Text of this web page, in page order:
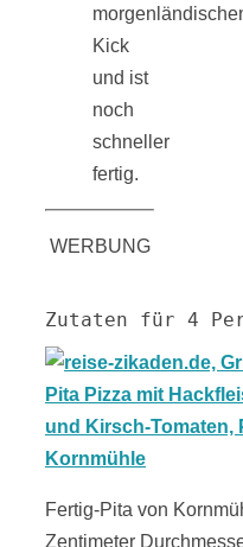
Kick
und ist
noch
schneller
fertig.
WERBUNG
Zutaten für 4
Fertig-Pita von
Zentimeter